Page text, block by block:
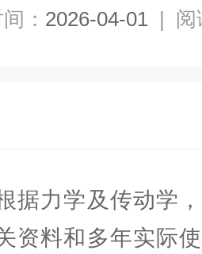
： 2026-04-01 | 阅
据力学及传动学
资料和多年实际